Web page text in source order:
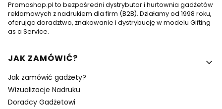
Promoshop.pl to bezpośredni dystrybutor i hurtownia gadżetów
reklamowych z nadrukiem dla firm (B2B). Działamy od 1998 roku,
oferując doradztwo, znakowanie i dystrybucję w modelu Gifting
as a Service.
Linki w stopce
JAK ZAMÓWIĆ?
Jak zamówić gadżety?
Wizualizacje Nadruku
Doradcy Gadżetowi